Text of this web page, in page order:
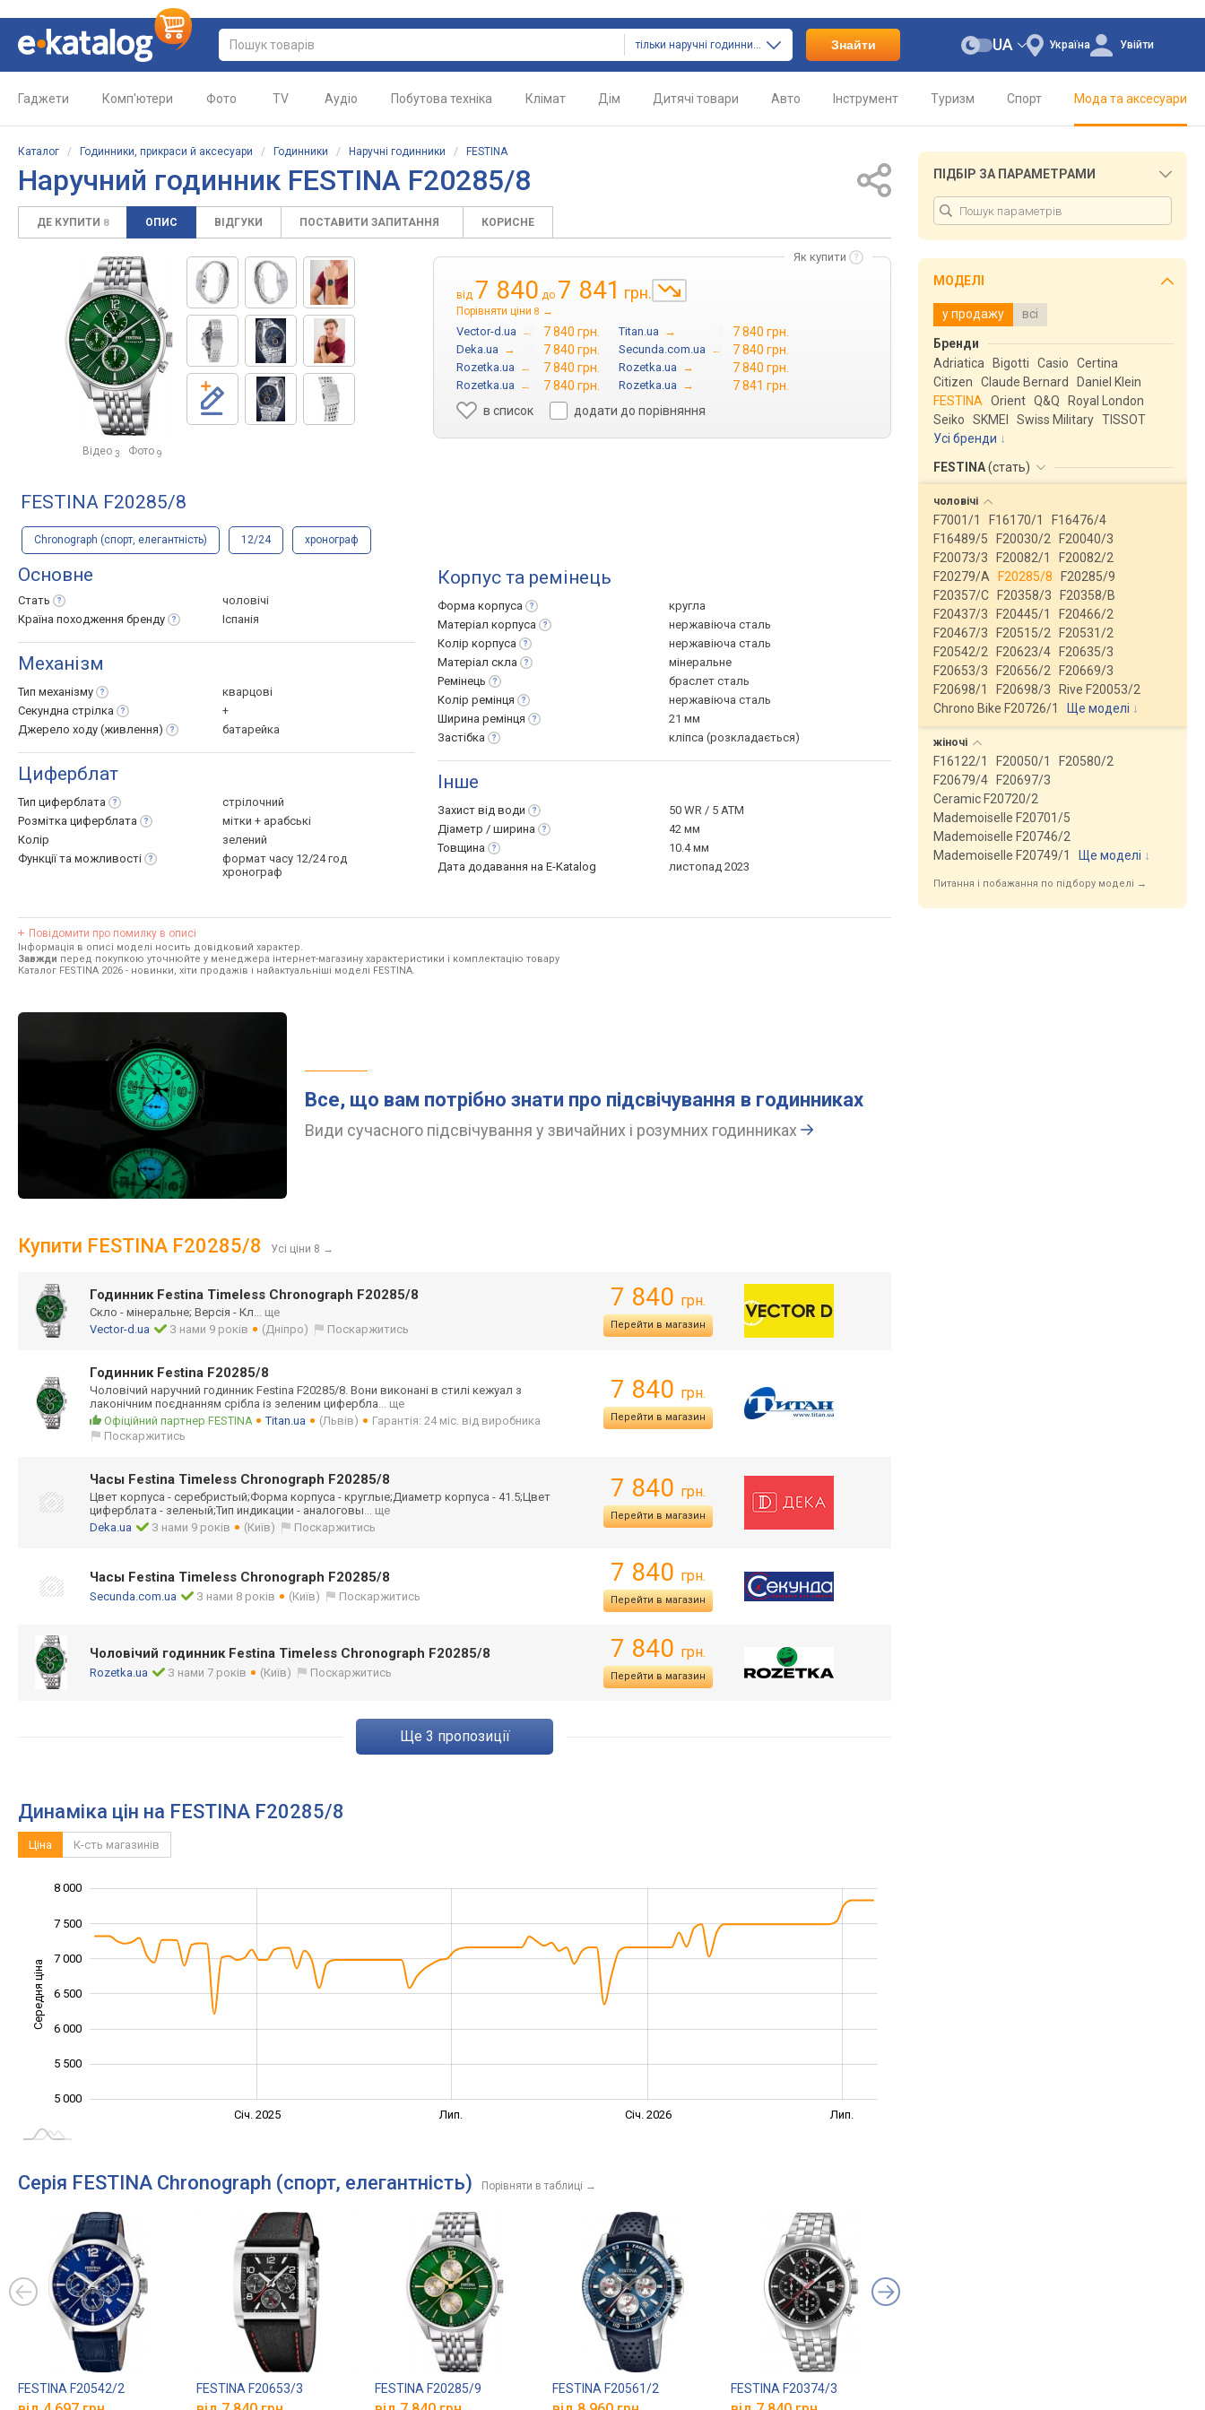
тільки наручні годинники Знайти Україна
UA Увійти
Гаджети Комп'ютери Фото TV Аудіо Побутова техніка Клімат Дім Дитячі товари Авто Інструмент Туризм Спорт Мода та аксесуари
Каталог / Годинники, прикраси й аксесуари / Годинники / Наручні годинники / FESTINA
Наручний годинник FESTINA F20285/8
ДЕ КУПИТИ 8 ОПИС ВІДГУКИ ПОСТАВИТИ ЗАПИТАННЯ КОРИСНЕ
Відео 3 Фото 9
Як купити
від 7 840 до 7 841 грн.
Порівняти ціни 8 →
Vector-d.ua → 7 840 грн. Titan.ua → 7 840 грн.
Deka.ua → 7 840 грн. Secunda.com.ua → 7 840 грн.
Rozetka.ua → 7 840 грн. Rozetka.ua → 7 840 грн.
Rozetka.ua → 7 840 грн. Rozetka.ua →
7 841 грн.
в список
додати до порівняння
FESTINA F20285/8
Chronograph (спорт, елегантність) 12/24 хронограф
Основне
Стать
чоловічі
Країна походження бренду Іспанія
Механізм
Тип механізму
кварцові
Секундна стрілка
+
Джерело ходу (живлення) батарейка
Циферблат
Тип циферблата
стрілочний
Розмітка циферблата
мітки + арабські
Колір
зелений
Функції та можливості
формат часу 12/24 год
хронограф
Корпус та ремінець
Форма корпуса
кругла
Матеріал корпуса
нержавіюча сталь
Колір корпуса
нержавіюча сталь
Матеріал скла
мінеральне
Ремінець
браслет сталь
Колір ремінця
нержавіюча сталь
Ширина ремінця
21 мм
Застібка
кліпса (розкладається)
Інше
Захист від води
50 WR / 5 ATM
Діаметр / ширина
42 мм
Товщина
10.4 мм
Дата додавання на E-Katalog
листопад 2023
Повідомити про помилку в описі
Інформація в описі моделі носить довідковий характер.
Завжди перед покупкою уточнюйте у менеджера інтернет-магазину характеристики і комплектацію товару
Каталог FESTINA 2026 - новинки, хіти продажів і найактуальніші моделі FESTINA.
Все, що вам потрібно знати про підсвічування в годинниках
Види сучасного підсвічування у звичайних і розумних годинниках
Купити FESTINA F20285/8 Усі ціни 8 →
Годинник Festina Timeless Chronograph F20285/8
Скло - мінеральне; Версія - Кл... ще
Vector-d.ua
З нами 9 років (Дніпро) Поскаржитись
7 840 грн.
Перейти в магазин
Годинник Festina F20285/8
Чоловічий наручний годинник Festina F20285/8. Вони виконані в стилі кежуал з
лаконічним поєднанням срібла із зеленим цифербла... ще
Офіційний партнер FESTINA
Titan.ua (Львів)
Гарантія: 24 міс. від виробника
Поскаржитись
7 840 грн.
Перейти в магазин
Часы Festina Timeless Chronograph F20285/8
Цвет корпуса - серебристый;Форма корпуса - круглые;Диаметр корпуса - 41.5;Цвет
циферблата - зеленый;Тип индикации - аналоговы... ще
Deka.ua
З нами 9 років (Київ) Поскаржитись
7 840 грн.
Перейти в магазин
Часы Festina Timeless Chronograph F20285/8
Secunda.com.ua З нами 8 років (Київ) Поскаржитись
7 840 грн.
Перейти в магазин
Чоловічий годинник Festina Timeless Chronograph F20285/8
Rozetka.ua З нами 7 років (Київ) Поскаржитись
7 840 грн.
Перейти в магазин
ще 3 пропозиції
Динаміка цін на FESTINA F20285/8
Ціна К-сть магазинів
Середня ціна 5 000
5 000
5 500
6 000
6 500
7 000
7 500
8 000
Січ. 2025 Лип. Січ. 2026 Лип.
Серія FESTINA Chronograph (спорт, елегантність) Порівняти в таблиці →
FESTINA F20542/2 FESTINA F20653/3 FESTINA F20285/9 FESTINA F20561/2 FESTINA F20374/3
ПІДБІР ЗА ПАРАМЕТРАМИ
МОДЕЛІ
у продажу всі
Бренди
Adriatica
Bigotti Casio
Certina
Citizen
Claude Bernard
Daniel Klein
FESTINA
Orient Q&Q
Royal London
Seiko
SKMEI Swiss Military TISSOT
Усі бренди
FESTINA(стать)
чоловічі
F7001/1 F16170/1
F16476/4
F16489/5
F20030/2
F20040/3
F20073/3
F20082/1
F20082/2
F20279/A
F20285/8
F20285/9
F20357/C
F20358/3
F20358/B
F20437/3
F20445/1
F20466/2
F20467/3
F20515/2
F20531/2
F20542/2
F20623/4
F20635/3
F20653/3
F20656/2
F20669/3
F20698/1
F20698/3
Rive F20053/2
Chrono Bike F20726/1
Ще моделі ↓
жіночі
F16122/1 F20050/1
F20580/2
F20679/4
F20697/3
Ceramic F20720/2
Mademoiselle F20701/5
Mademoiselle F20746/2
Mademoiselle F20749/1
Ще моделі ↓
Питання і побажання по підбору моделі →